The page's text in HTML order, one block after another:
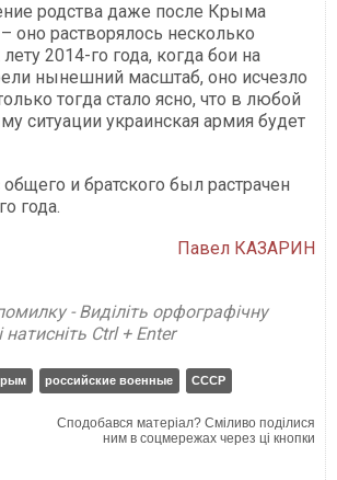
родства даже после Крыма
оно растворялось несколько
2014-го года, когда бои на
нынешний масштаб, оно исчезло
тогда стало ясно, что в любой
ситуации украинская армия будет
и братского был растрачен
года.
Павел КАЗАРИН
- Виділіть орфографічну
Ctrl + Enter
российские военные СССР
Сподобався матеріал? Сміливо поділися
ним в соцмережах через ці кнопки